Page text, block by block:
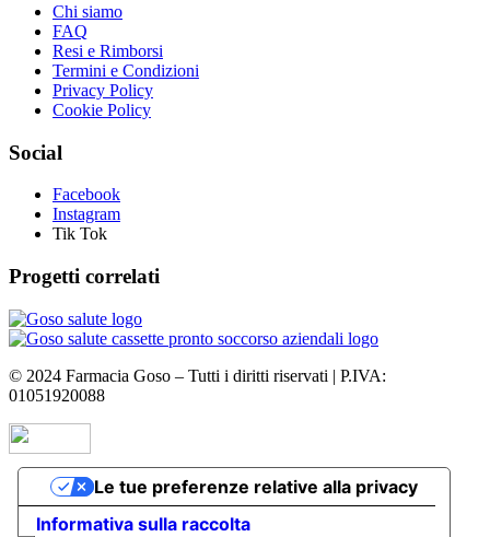
Chi siamo
FAQ
Resi e Rimborsi
Termini e Condizioni
Privacy Policy
Cookie Policy
Social
Facebook
Instagram
Tik Tok
Progetti correlati
© 2024 Farmacia Goso – Tutti i diritti riservati | P.IVA:
01051920088
Informativa sulla raccolta
Le tue preferenze relative alla privacy